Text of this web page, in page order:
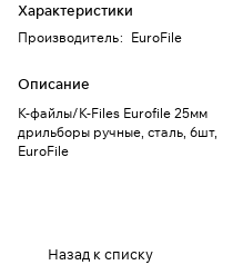
Характеристики
Производитель: EuroFile
Описание
К-файлы/К-Files Eurofile 25мм
дрильборы ручные, сталь, 6шт,
EuroFile
Назад к списку